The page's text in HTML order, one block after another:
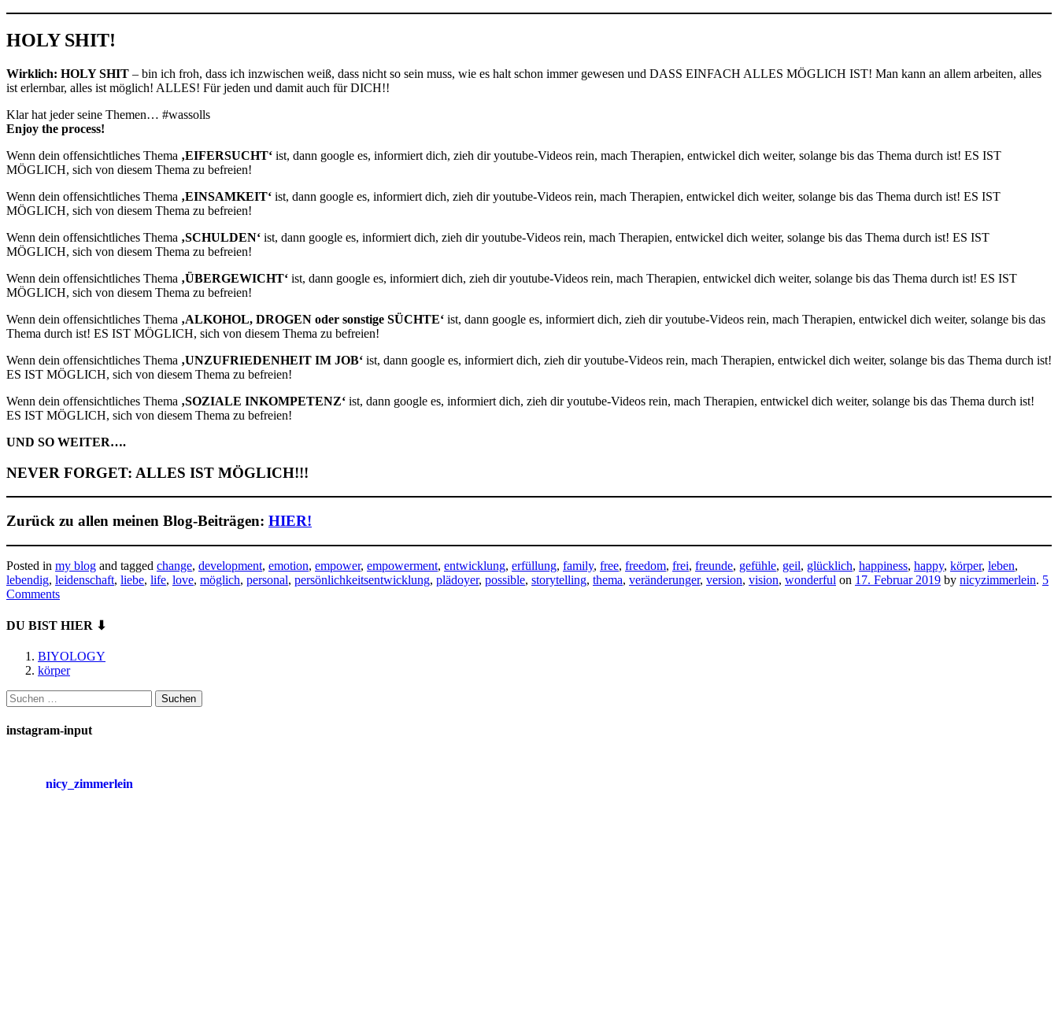
HOLY SHIT!
Wirklich: HOLY SHIT – bin ich froh, dass ich inzwischen weiß, dass nicht so sein muss, wie es halt schon immer gewesen und DASS EINFACH ALLES MÖGLICH IST! Man kann an allem arbeiten, alles
ist erlernbar, alles ist möglich! ALLES! Für jeden und damit auch für DICH!!
Klar hat jeder seine Themen… #wassolls
Enjoy the process!
Wenn dein offensichtliches Thema ‚EIFERSUCHT‘ ist, dann google es, informiert dich, zieh dir youtube-Videos rein, mach Therapien, entwickel dich weiter, solange bis das Thema durch ist! ES IST
MÖGLICH, sich von diesem Thema zu befreien!
Wenn dein offensichtliches Thema ‚EINSAMKEIT‘ ist, dann google es, informiert dich, zieh dir youtube-Videos rein, mach Therapien, entwickel dich weiter, solange bis das Thema durch ist! ES IST
MÖGLICH, sich von diesem Thema zu befreien!
Wenn dein offensichtliches Thema ‚SCHULDEN‘ ist, dann google es, informiert dich, zieh dir youtube-Videos rein, mach Therapien, entwickel dich weiter, solange bis das Thema durch ist! ES IST
MÖGLICH, sich von diesem Thema zu befreien!
Wenn dein offensichtliches Thema ‚ÜBERGEWICHT‘ ist, dann google es, informiert dich, zieh dir youtube-Videos rein, mach Therapien, entwickel dich weiter, solange bis das Thema durch ist! ES IST
MÖGLICH, sich von diesem Thema zu befreien!
Wenn dein offensichtliches Thema ‚ALKOHOL, DROGEN oder sonstige SÜCHTE‘ ist, dann google es, informiert dich, zieh dir youtube-Videos rein, mach Therapien, entwickel dich weiter, solange bis das
Thema durch ist! ES IST MÖGLICH, sich von diesem Thema zu befreien!
Wenn dein offensichtliches Thema ‚UNZUFRIEDENHEIT IM JOB‘ ist, dann google es, informiert dich, zieh dir youtube-Videos rein, mach Therapien, entwickel dich weiter, solange bis das Thema durch ist!
ES IST MÖGLICH, sich von diesem Thema zu befreien!
Wenn dein offensichtliches Thema ‚SOZIALE INKOMPETENZ‘ ist, dann google es, informiert dich, zieh dir youtube-Videos rein, mach Therapien, entwickel dich weiter, solange bis das Thema durch ist!
ES IST MÖGLICH, sich von diesem Thema zu befreien!
UND SO WEITER….
NEVER FORGET: ALLES IST MÖGLICH!!!
Zurück zu allen meinen Blog-Beiträgen: HIER!
Posted in my blog and tagged change, development, emotion, empower, empowerment, entwicklung, erfüllung, family, free, freedom, frei, freunde, gefühle, geil, glücklich, happiness, happy, körper, leben,
lebendig, leidenschaft, liebe, life, love, möglich, personal, persönlichkeitsentwicklung, plädoyer, possible, storytelling, thema, veränderunger, version, vision, wonderful on 17. Februar 2019 by nicyzimmerlein. 5
Comments
DU BIST HIER ⬇
BIYOLOGY
körper
Suchen
nach:
instagram-input
nicy_zimmerlein